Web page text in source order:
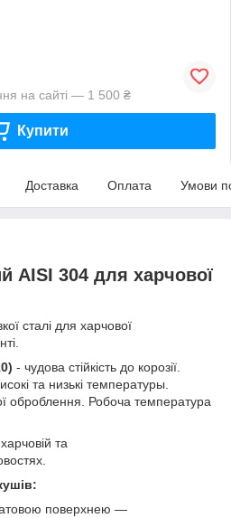
на сайті — 1 500 ₴
Купити
Доставка Оплата Умови
AISI 304 для харчової
сталі для харчової
- чудова стійкість до корозії.
та низькі температуры.
оброблення. Робоча температура
та
поверхнею —